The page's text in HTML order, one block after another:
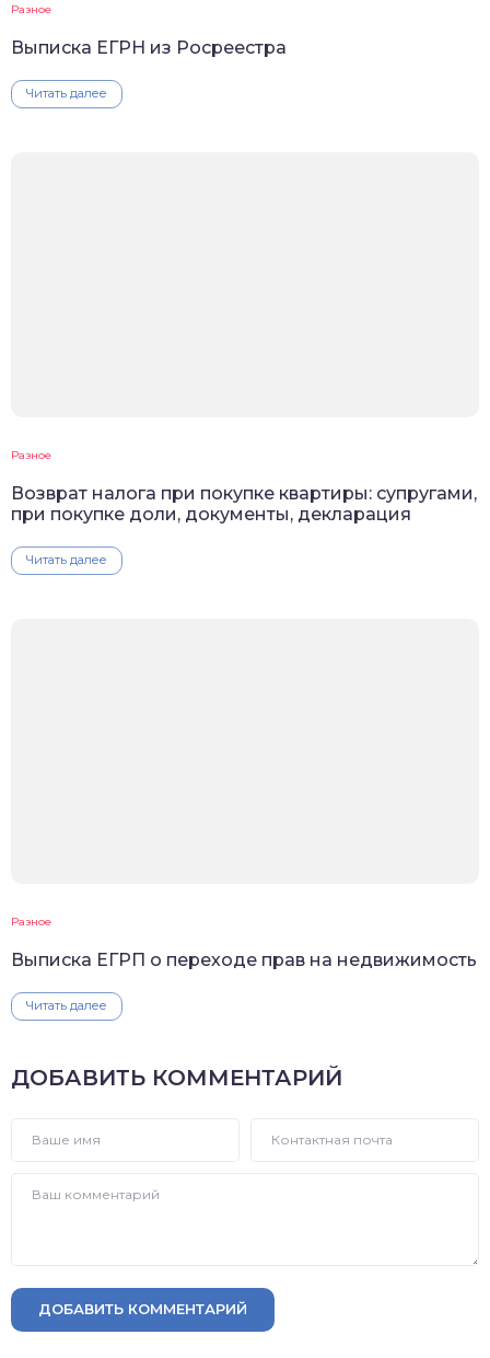
Разное
Выписка ЕГРН из Росреестра
Читать далее
Разное
Возврат налога при покупке квартиры: супругами,
при покупке доли, документы, декларация
Читать далее
Разное
Выписка ЕГРП о переходе прав на недвижимость
Читать далее
ДОБАВИТЬ КОММЕНТАРИЙ
ДОБАВИТЬ КОММЕНТАРИЙ